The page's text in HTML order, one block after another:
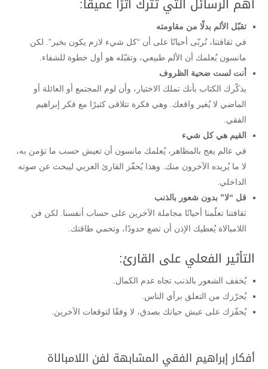
تقبّل الألم بدلًا من مقاومته
في ثقافتنا، نُربّى أحيانًا على أن “كل شيء لازم يكون بخير”. لكن
مانسون يُعلمك أن الألم طبيعي، وتقبّله هو أول خطوة للشفاء.
أنت لست ضحية الظروف
يذكّرك الكتاب بأنك تملك الاختيار، وأن لوم المجتمع أو العائلة أو
الماضي لا يُغير واقعك. وهي فكرة تتلاقى كثيرًا مع فكر إبراهيم
الفقي.
القيم هي كل شيء
في عالم يعج بالمظاهر، يُعلمك مانسون أن تعيش حسب ما تؤمن به،
لا ما يُريده الآخرون منك. وهذا يُحفّز القارئ العربي ليبحث عن صوته
الداخلي.
قل “لا” بدون شعور بالذنب
ثقافتنا تعلّمنا أحيانًا مجاملة الآخرين على حساب أنفسنا. لكن فن
اللامبالاة يُعطيك الإذن أن تضع حدودًا، وتحمي طاقتك.
التأثير الفعلي على القارئ:
يُخفف الشعور بالذنب تجاه عدم الكمال.
يُحرّرك من التعلق برأي الناس.
يُحفّزك على عيش حياتك بصدق، لا وفقًا لتوقعات الآخرين.
أفكار إبراهيم الفقي المشابهة لفن اللامبالاة